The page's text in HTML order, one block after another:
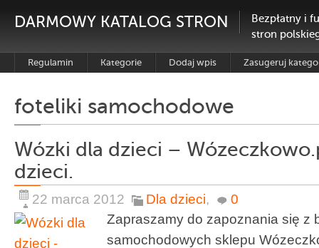
DARMOWY KATALOG STRON
Bezpłatny i
stron
Regulamin Kategorie Dodaj wpis Zasugeruj
foteliki samochodowe
Wózki dla dzieci –
dzieci.
22 marca 2012 Dla dzieci,
0
Zapraszamy do zapoznania się z
samochodowych sklepu